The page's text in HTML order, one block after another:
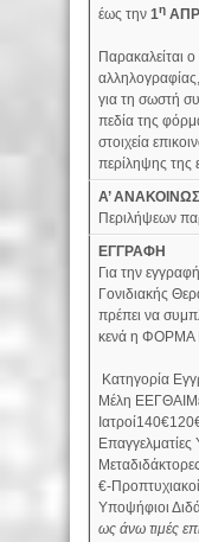
έως την 1η
Παρακαλείται
για τη σωστή
πεδία της
στοιχεία
περίληψης της
Α’
Περιλήψεων
ΕΓΓΡΑΦΗ
Για την
Γονιδιακής
πρέπει να
κενά η
Κατηγορία
Μέλη
Επαγγελματίες
€-
Υποψήφιοι
ως άνω τιμές